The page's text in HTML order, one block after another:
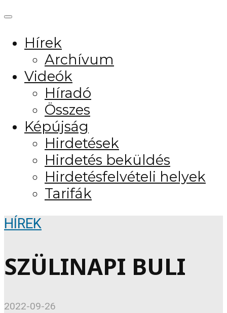
Hírek
Archívum
Videók
Híradó
Összes
Képújság
Hirdetések
Hirdetés beküldés
Hirdetésfelvételi helyek
Tarifák
HÍREK
SZÜLINAPI BULI
2022-09-26